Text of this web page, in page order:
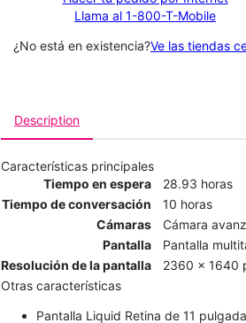
Llama al 1-800-T-Mobile
¿No está en existencia?Ve las tiendas
Description
Características principales
Tiempo en espera
28.93 horas
Tiempo de conversación
10 horas
Cámaras
Cámara
Pantalla
Pantalla
Resolución de la pantalla
2360 x 1640
Otras características
Pantalla Liquid Retina de 11